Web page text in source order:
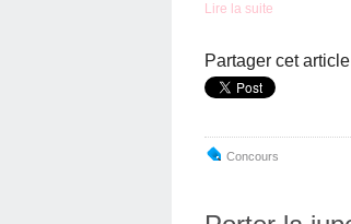
Lire la suite
Partager cet article
Concours